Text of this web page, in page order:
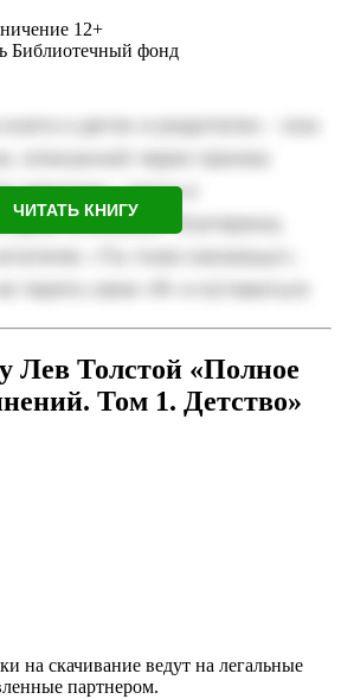
12+
Библиотечный фонд
ЧИТАТЬ КНИГУ
Лев Толстой «Полное
Том 1. Детство»
на скачивание ведут на легальные
партнером.